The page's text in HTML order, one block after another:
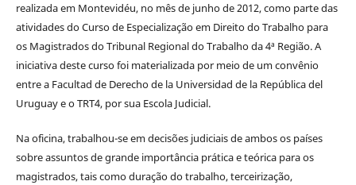
realizada em Montevidéu, no mês de junho de 2012, como parte das
atividades do Curso de Especialização em Direito do Trabalho para
os Magistrados do Tribunal Regional do Trabalho da 4ª Região. A
iniciativa deste curso foi materializada por meio de um convênio
entre a Facultad de Derecho de la Universidad de la República del
Uruguay e o TRT4, por sua Escola Judicial.
Na oficina, trabalhou-se em decisões judiciais de ambos os países
sobre assuntos de grande importância prática e teórica para os
magistrados, tais como duração do trabalho, terceirização,